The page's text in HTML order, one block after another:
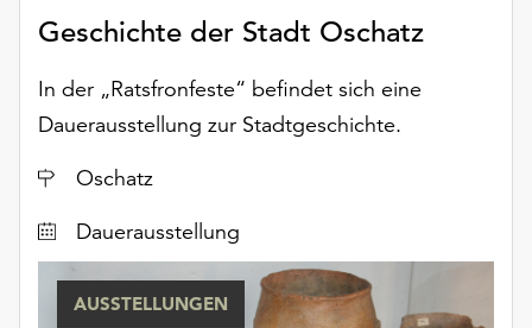
Möchten
Sie
verwendeten
Cookies
erreichen
die
Einstellungen
über
Geschichte der Stadt Oschatz
In der „Ratsfronfeste“ befindet sich eine
Dauerausstellung zur Stadtgeschichte.
Ort
Oschatz
Dauerausstellung
AUSSTELLUNGEN